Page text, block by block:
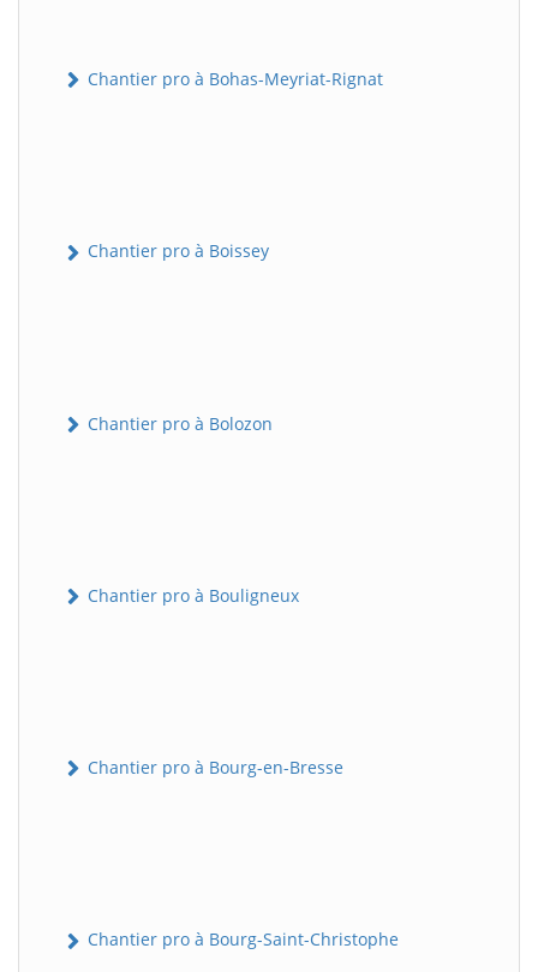
Chantier pro à Bohas-Meyriat-Rignat
Chantier pro à Boissey
Chantier pro à Bolozon
Chantier pro à Bouligneux
Chantier pro à Bourg-en-Bresse
Chantier pro à Bourg-Saint-Christophe